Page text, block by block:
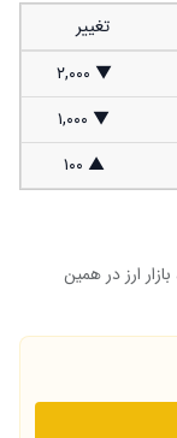
تغییر
▼ ۲,۰۰۰
▼ ۱,۰۰۰
▲ ۱۰۰
ارز در همین